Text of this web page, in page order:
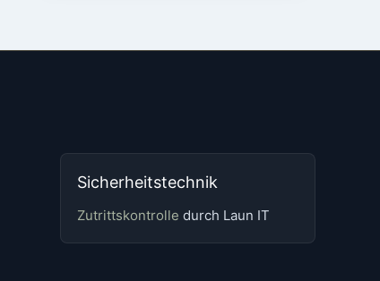
Sicherheitstechnik
Zutrittskontrolle durch Laun IT